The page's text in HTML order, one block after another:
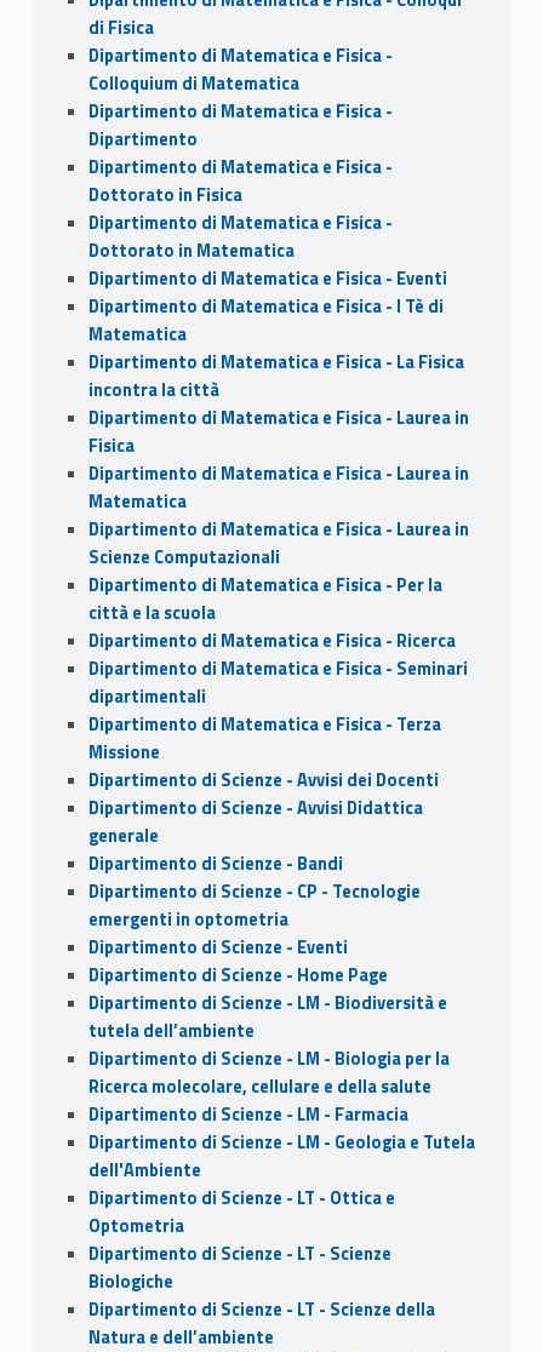
di Fisica
Dipartimento di Matematica e Fisica -
Colloquium di Matematica
Dipartimento di Matematica e Fisica -
Dipartimento
Dipartimento di Matematica e Fisica -
Dottorato in Fisica
Dipartimento di Matematica e Fisica -
Dottorato in Matematica
Dipartimento di Matematica e Fisica - Eventi
Dipartimento di Matematica e Fisica - I Tè di
Matematica
Dipartimento di Matematica e Fisica - La Fisica
incontra la città
Dipartimento di Matematica e Fisica - Laurea in
Fisica
Dipartimento di Matematica e Fisica - Laurea in
Matematica
Dipartimento di Matematica e Fisica - Laurea in
Scienze Computazionali
Dipartimento di Matematica e Fisica - Per la
città e la scuola
Dipartimento di Matematica e Fisica - Ricerca
Dipartimento di Matematica e Fisica - Seminari
dipartimentali
Dipartimento di Matematica e Fisica - Terza
Missione
Dipartimento di Scienze - Avvisi dei Docenti
Dipartimento di Scienze - Avvisi Didattica
generale
Dipartimento di Scienze - Bandi
Dipartimento di Scienze - CP - Tecnologie
emergenti in optometria
Dipartimento di Scienze - Eventi
Dipartimento di Scienze - Home Page
Dipartimento di Scienze - LM - Biodiversità e
tutela dell’ambiente
Dipartimento di Scienze - LM - Biologia per la
Ricerca molecolare, cellulare e della salute
Dipartimento di Scienze - LM - Farmacia
Dipartimento di Scienze - LM - Geologia e Tutela
dell'Ambiente
Dipartimento di Scienze - LT - Ottica e
Optometria
Dipartimento di Scienze - LT - Scienze
Biologiche
Dipartimento di Scienze - LT - Scienze della
Natura e dell’ambiente